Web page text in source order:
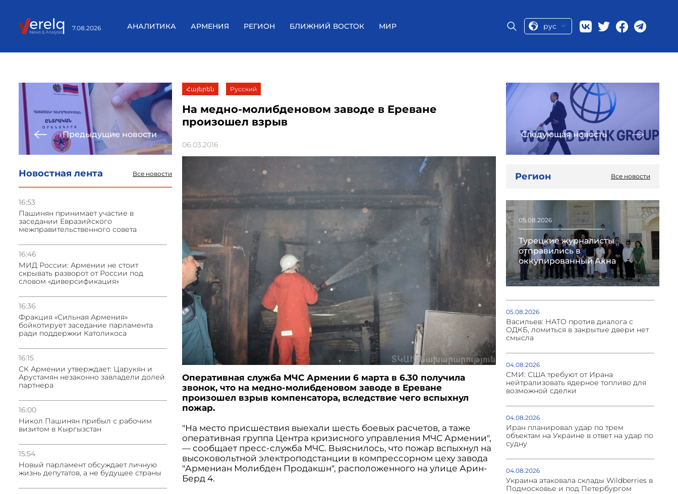
7.08.2026 АНАЛИТИКА АРМЕНИЯ РЕГИОН БЛИЖНИЙ ВОСТОК МИР рус
Предыдущие новости
Новостная лента Все новости
16:53
Пашинян принимает участие в
заседании Евразийского
межправительственного совета
16:46
МИД России: Армении не стоит
скрывать разворот от России под
словом «диверсификация»
16:36
Фракция «Сильная Армения»
бойкотирует заседание парламента
ради поддержки Католикоса
16:15
СК Армении утверждает: Царукян и
Арустамян незаконно завладели долей
партнера
16:00
Никол Пашинян прибыл с рабочим
визитом в Кыргызстан
15:54
Новый парламент обсуждает личную
жизнь депутатов, а не будущее страны
Հայերեն Русский
На медно-молибденовом заводе в Ереване
произошел взрыв
06.03.2016
Оперативная служба МЧС Армении 6 марта в 6.30 получила
звонок, что на медно-молибденовом заводе в Ереване
произошел взрыв компенсатора, вследствие чего вспыхнул
пожар.
"На место присшествия выехали шесть боевых расчетов, а таже
оперативная группа Центра кризисного управления МЧС Армении",
— сообщает пресс-служба МЧС. Выяснилось, что пожар вспыхнул на
высоковольтной электроподстанции в компрессорном цеху завода
"Армениан Молибден Продакшн", расположенного на улице Арин-
Берд 4.
Следующая новость
Регион Все новости
05.08.2026
Турецкие журналисты
отправились в
оккупированный Акна
05.08.2026
Васильев: НАТО против диалога с
ОДКБ, ломиться в закрытые двери нет
смысла
04.08.2026
СМИ: США требуют от Ирана
нейтрализовать ядерное топливо для
возможной сделки
04.08.2026
Иран планировал удар по трем
объектам на Украине в ответ на удар по
судну
04.08.2026
Украина атаковала склады Wildberries в
Подмосковье и под Петербургом